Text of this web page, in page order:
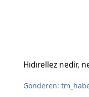
Hıdırellez nedir,
Gönderen: